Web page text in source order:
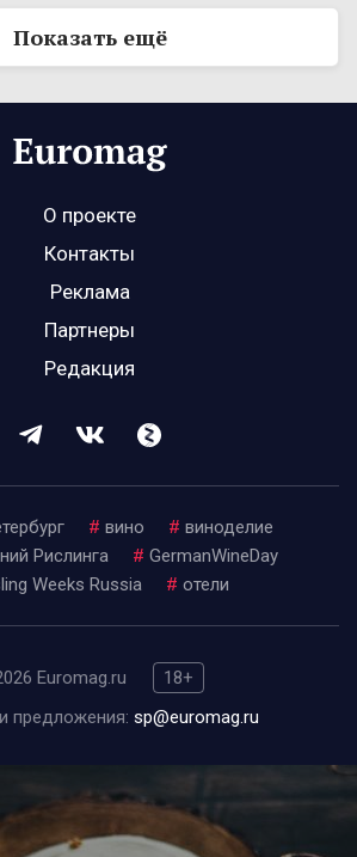
Показать ещё
О проекте
Контакты
Реклама
Партнеры
Редакция
# вино # виноделие
Рислинга # GermanWineDay
Weeks Russia # отели
Euromag.ru
18+
предложения: sp@euromag.ru